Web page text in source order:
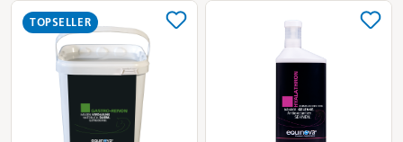
TOPSELLER